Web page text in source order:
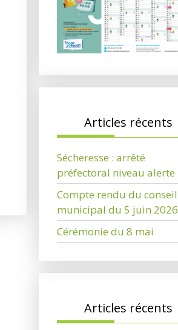
Articles récents
Sécheresse : arrêté
préfectoral niveau alerte
Compte rendu du conseil
municipal du 5 juin 2026
Cérémonie du 8 mai
Articles récents